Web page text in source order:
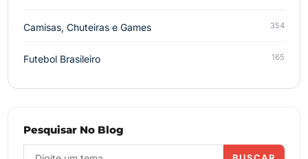
Camisas, Chuteiras e Games 354
Futebol Brasileiro 165
Pesquisar No Blog